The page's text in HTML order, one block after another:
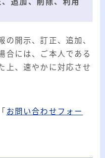
の開示、訂正、追加、
合には、ご本人である
上、速やかに対応させ
お問い合わせフォー